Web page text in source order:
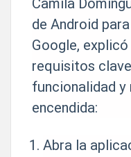
de Android
Google,
requisitos
funcionalidad y
encendida:
Abra la